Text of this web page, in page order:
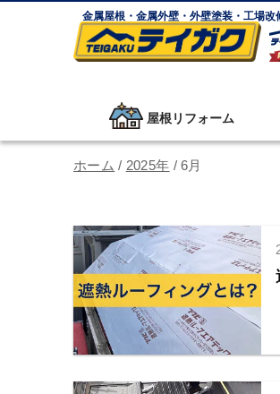
金属屋根・金属外壁・外壁塗装・工場改
屋根リフォーム
ホーム / 2025年 / 6月